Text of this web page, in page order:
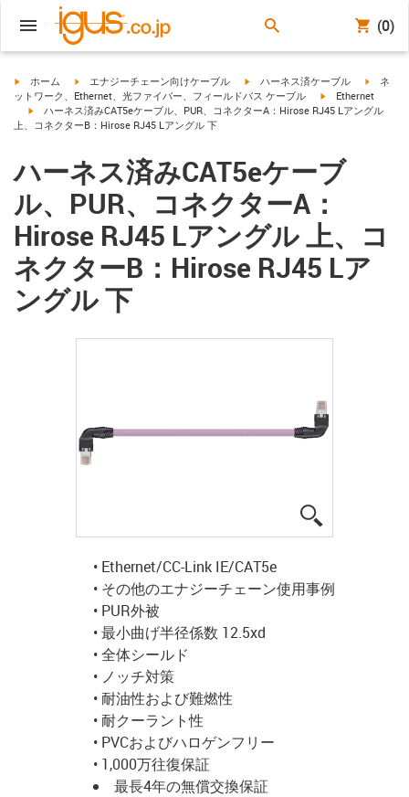
(0)
igus-icon-arrow-right
ホーム igus-icon-arrow-right
エナジーチェーン向けケーブル igus-icon-arrow-right
ハーネス済ケーブル igus-
ネ
ットワーク、Ethernet、光ファイバー、フィールドバス ケーブル
igus-icon-arrow-
Ethernet
igus-icon-arrow-right
ハーネス済みCAT5eケーブル、PUR、コネクターA：Hirose RJ45 Lアングル
上、コネクターB：Hirose RJ45 Lアングル 下
ハーネス済みCAT5eケーブ
ル、PUR、コネクターA：
Hirose RJ45 Lアングル 上、コ
ネクターB：Hirose RJ45 Lア
ングル 下
• Ethernet/CC-Link IE/CAT5e
• その他のエナジーチェーン使用事例
• PUR外被
• 最小曲げ半径係数 12.5xd
• 全体シールド
• ノッチ対策
• 耐油性および難燃性
• 耐クーラント性
• PVCおよびハロゲンフリー
• 1,000万往復保証
最長4年の無償交換保証